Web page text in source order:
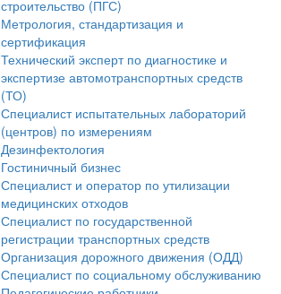
строительство (ПГС)
Метрология, стандартизация и
сертификация
Технический эксперт по диагностике и
экспертизе автомотранспортных средств
(ТО)
Специалист испытательных лабораторий
(центров) по измерениям
Дезинфектология
Гостиничный бизнес
Специалист и оператор по утилизации
медицинских отходов
Специалист по государственной
регистрации транспортных средств
Организация дорожного движения (ОДД)
Специалист по социальному обслуживанию